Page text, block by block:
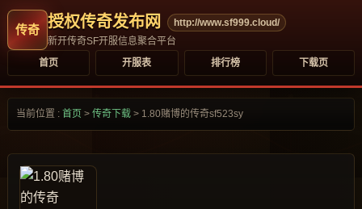
授权传奇发布网
http://www.sf999.cloud/
新开传奇SF开服信息聚合平台
首页
开服表 排行榜 下载页
当前位置 : 首页 > 传奇下载 > 1.80赌博的传奇sf523sy